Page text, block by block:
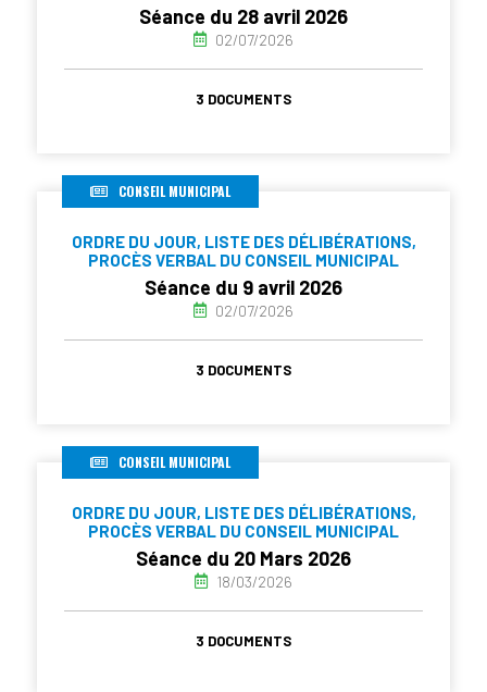
Séance du 28 avril 2026
02/07/2026
3 DOCUMENTS
CONSEIL MUNICIPAL
ORDRE DU JOUR, LISTE DES DÉLIBÉRATIONS,
PROCÈS VERBAL DU CONSEIL MUNICIPAL
Séance du 9 avril 2026
02/07/2026
3 DOCUMENTS
CONSEIL MUNICIPAL
ORDRE DU JOUR, LISTE DES DÉLIBÉRATIONS,
PROCÈS VERBAL DU CONSEIL MUNICIPAL
Séance du 20 Mars 2026
18/03/2026
3 DOCUMENTS